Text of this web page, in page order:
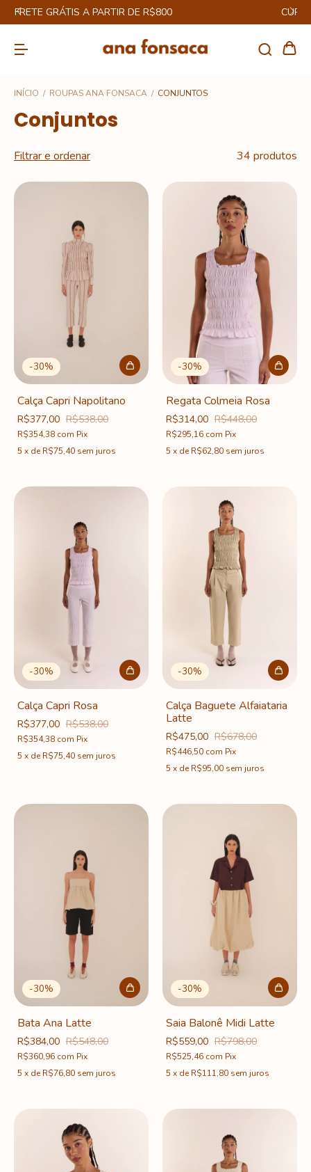
CUPOM ENJOY12% NA PRIMEIRA COMPRA
INÍCIO / ROUPAS ANA FONSACA / CONJUNTOS
Conjuntos
Filtrar e ordenar 34 produtos
-30%
Calça Capri Napolitano
R$377,00 R$538,00
R$354,38 com Pix
5 x deR$75,40 sem juros
-30%
Regata Colmeia Rosa
R$314,00 R$448,00
R$295,16 com Pix
5 x deR$62,80 sem juros
-30%
Calça Capri Rosa
R$377,00 R$538,00
R$354,38 com Pix
5 x deR$75,40 sem juros
-30%
Calça Baguete Alfaiataria
Latte
R$475,00 R$678,00
R$446,50 com Pix
5 x deR$95,00 sem juros
-30%
Bata Ana Latte
R$384,00 R$548,00
R$360,96 com Pix
5 x deR$76,80 sem juros
-30%
Saia Balonê Midi Latte
R$559,00 R$798,00
R$525,46 com Pix
5 x deR$111,80 sem juros